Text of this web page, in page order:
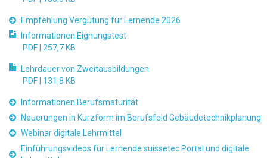
Empfehlung Vergütung für Lernende 2026
Informationen Eignungstest
PDF | 257,7 KB
Lehrdauer von Zweitausbildungen
PDF | 131,8 KB
Informationen Berufsmaturität
Neuerungen in Kurzform im Berufsfeld Gebäudetechnikplanung
Webinar digitale Lehrmittel
Einführungsvideos für Lernende suissetec Portal und digitale